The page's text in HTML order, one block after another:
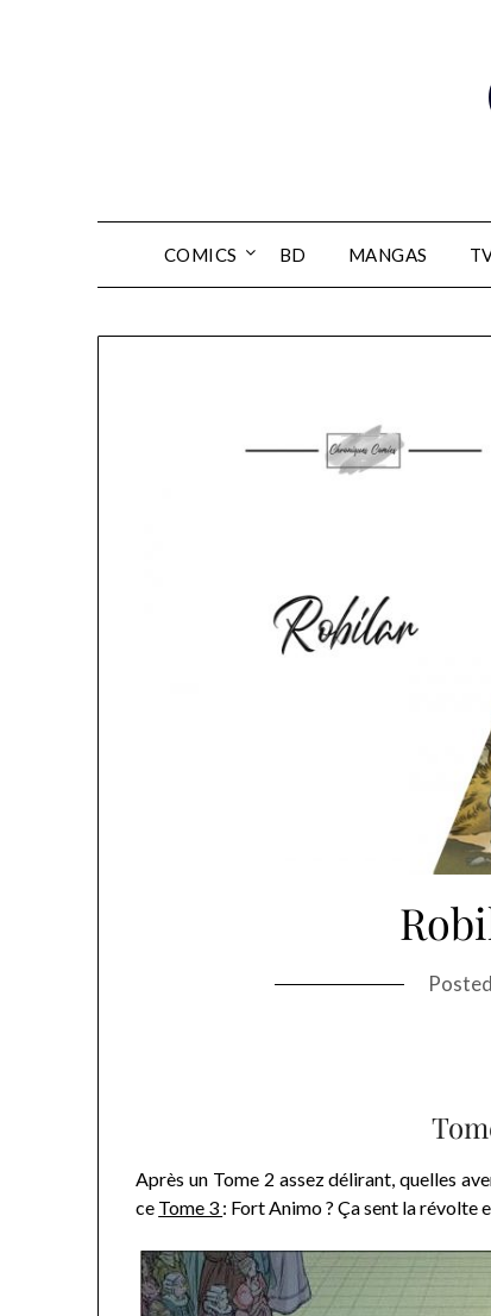
COMICS BD MANGAS
Après un Tome 2 assez délirant, quelles
ce Tome 3 : Fort Animo ? Ça sent la révolte